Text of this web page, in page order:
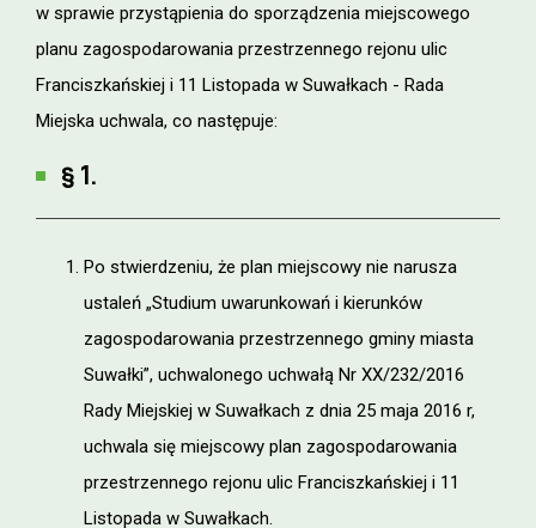
w sprawie przystąpienia do sporządzenia miejscowego
planu zagospodarowania przestrzennego rejonu ulic
Franciszkańskiej i 11 Listopada w Suwałkach - Rada
Miejska uchwala, co następuje:
§ 1.
Po stwierdzeniu, że plan miejscowy nie narusza
ustaleń „Studium uwarunkowań i kierunków
zagospodarowania przestrzennego gminy miasta
Suwałki”, uchwalonego uchwałą Nr XX/232/2016
Rady Miejskiej w Suwałkach z dnia 25 maja 2016 r,
uchwala się miejscowy plan zagospodarowania
przestrzennego rejonu ulic Franciszkańskiej i 11
Listopada w Suwałkach.